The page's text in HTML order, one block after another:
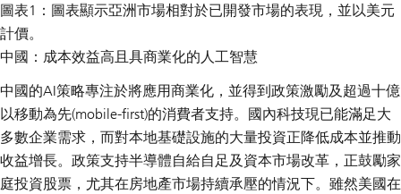
圖表1：圖表顯示亞洲市場相對於已開發市場的表現，並以美元
計價。
中國：成本效益高且具商業化的人工智慧
中國的AI策略專注於將應用商業化，並得到政策激勵及超過十億
以移動為先(mobile-first)的消費者支持。國內科技現已能滿足大
多數企業需求，而對本地基礎設施的大量投資正降低成本並推動
收益增長。政策支持半導體自給自足及資本市場改革，正鼓勵家
庭投資股票，尤其在房地產市場持續承壓的情況下。雖然美國在